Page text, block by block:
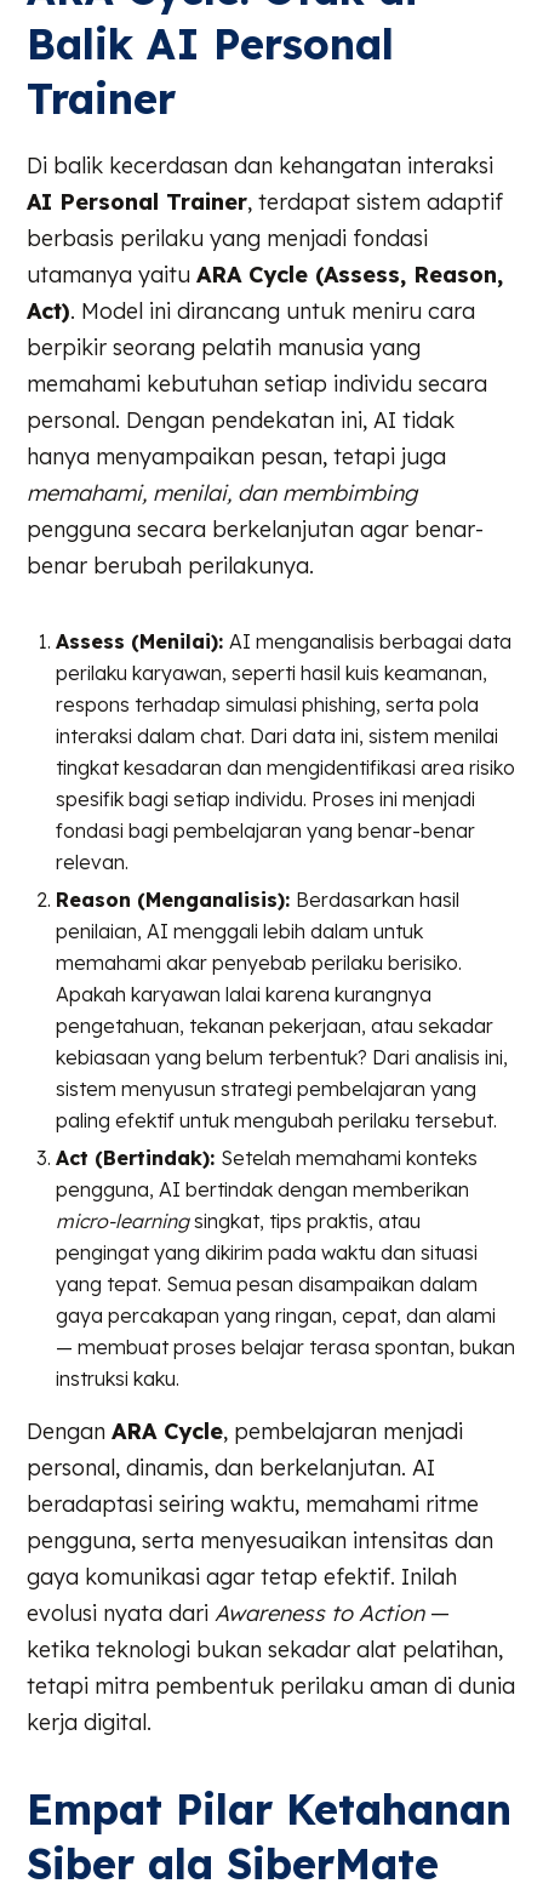
Balik AI Personal
Trainer
Di balik kecerdasan dan kehangatan interaksi
AI Personal Trainer, terdapat sistem adaptif
berbasis perilaku yang menjadi fondasi
utamanya yaituARA Cycle (Assess, Reason,
Act). Model ini dirancang untuk meniru cara
berpikir seorang pelatih manusia yang
memahami kebutuhan setiap individu secara
personal. Dengan pendekatan ini, AI tidak
hanya menyampaikan pesan, tetapi juga
memahami, menilai, dan membimbing
pengguna secara berkelanjutan agar benar-
benar berubah perilakunya.
Assess (Menilai):AI menganalisis berbagai data
perilaku karyawan, seperti hasil kuis keamanan,
respons terhadap simulasi phishing, serta pola
interaksi dalam chat. Dari data ini, sistem menilai
tingkat kesadaran dan mengidentifikasi area risiko
spesifik bagi setiap individu. Proses ini menjadi
fondasi bagi pembelajaran yang benar-benar
relevan.
Reason (Menganalisis): Berdasarkan hasil
penilaian, AI menggali lebih dalam untuk
memahami akar penyebab perilaku berisiko.
Apakah karyawan lalai karena kurangnya
pengetahuan, tekanan pekerjaan, atau sekadar
kebiasaan yang belum terbentuk? Dari analisis ini,
sistem menyusun strategi pembelajaran yang
paling efektif untuk mengubah perilaku tersebut.
Act (Bertindak): Setelah memahami konteks
pengguna, AI bertindak dengan memberikan
micro-learningsingkat, tips praktis, atau
pengingat yang dikirim pada waktu dan situasi
yang tepat. Semua pesan disampaikan dalam
gaya percakapan yang ringan, cepat, dan alami
— membuat proses belajar terasa spontan, bukan
instruksi kaku.
DenganARA Cycle, pembelajaran menjadi
personal, dinamis, dan berkelanjutan. AI
beradaptasi seiring waktu, memahami ritme
pengguna, serta menyesuaikan intensitas dan
gaya komunikasi agar tetap efektif. Inilah
evolusi nyata dariAwareness to Action—
ketika teknologi bukan sekadar alat pelatihan,
tetapi mitra pembentuk perilaku aman di dunia
kerja digital.
Empat Pilar Ketahanan
Siber ala SiberMate